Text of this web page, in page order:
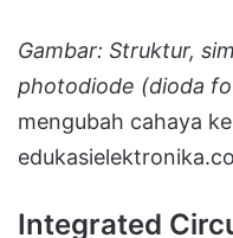
Gambar: Struktur,
photodiode (dioda
mengubah cahaya
Integrated